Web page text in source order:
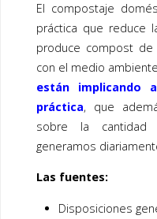
El compostaje
práctica que reduce
produce compost
con el medio
están implicando
práctica, que
sobre la cantidad
generamos
Las fuentes:
Disposiciones